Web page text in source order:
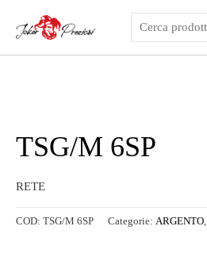
contenuto
TSG/M 6SP
RETE
COD: TSG/M 6SP Categorie: ARGENTO,